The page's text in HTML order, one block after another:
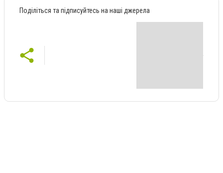
Поділіться та підписуйтесь на наші джерела